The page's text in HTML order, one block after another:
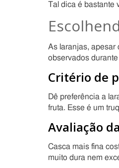
Tal dica é bastante
As laranjas, apesar
observados
Critério de
Dê preferência a
fruta. Esse é um
Avaliação
Casca mais fina
muito dura nem